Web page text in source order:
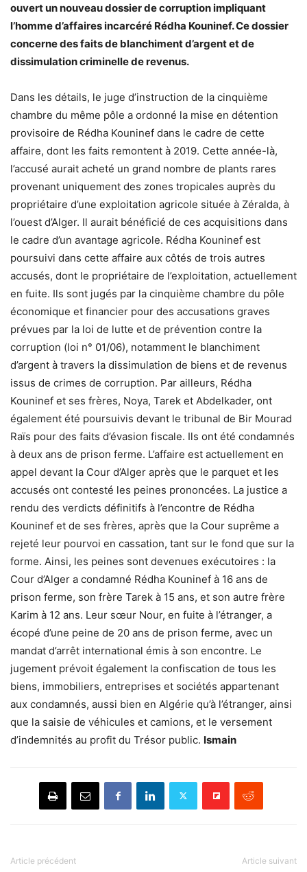
ouvert un nouveau dossier de corruption impliquant
l’homme d’affaires incarcéré Rédha Kouninef. Ce dossier
concerne des faits de blanchiment d’argent et de
dissimulation criminelle de revenus.
Dans les détails, le juge d’instruction de la cinquième
chambre du même pôle a ordonné la mise en détention
provisoire de Rédha Kouninef dans le cadre de cette
affaire, dont les faits remontent à 2019. Cette année-là,
l’accusé aurait acheté un grand nombre de plants rares
provenant uniquement des zones tropicales auprès du
propriétaire d’une exploitation agricole située à Zéralda, à
l’ouest d’Alger. Il aurait bénéficié de ces acquisitions dans
le cadre d’un avantage agricole. Rédha Kouninef est
poursuivi dans cette affaire aux côtés de trois autres
accusés, dont le propriétaire de l’exploitation, actuellement
en fuite. Ils sont jugés par la cinquième chambre du pôle
économique et financier pour des accusations graves
prévues par la loi de lutte et de prévention contre la
corruption (loi n° 01/06), notamment le blanchiment
d’argent à travers la dissimulation de biens et de revenus
issus de crimes de corruption. Par ailleurs, Rédha
Kouninef et ses frères, Noya, Tarek et Abdelkader, ont
également été poursuivis devant le tribunal de Bir Mourad
Raïs pour des faits d’évasion fiscale. Ils ont été condamnés
à deux ans de prison ferme. L’affaire est actuellement en
appel devant la Cour d’Alger après que le parquet et les
accusés ont contesté les peines prononcées. La justice a
rendu des verdicts définitifs à l’encontre de Rédha
Kouninef et de ses frères, après que la Cour suprême a
rejeté leur pourvoi en cassation, tant sur le fond que sur la
forme. Ainsi, les peines sont devenues exécutoires : la
Cour d’Alger a condamné Rédha Kouninef à 16 ans de
prison ferme, son frère Tarek à 15 ans, et son autre frère
Karim à 12 ans. Leur sœur Nour, en fuite à l’étranger, a
écopé d’une peine de 20 ans de prison ferme, avec un
mandat d’arrêt international émis à son encontre. Le
jugement prévoit également la confiscation de tous les
biens, immobiliers, entreprises et sociétés appartenant
aux condamnés, aussi bien en Algérie qu’à l’étranger, ainsi
que la saisie de véhicules et camions, et le versement
d’indemnités au profit du Trésor public. Ismain
Article précédent Article suivant